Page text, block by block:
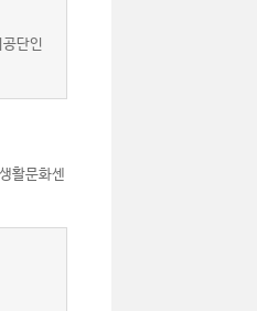
단인
활문화센